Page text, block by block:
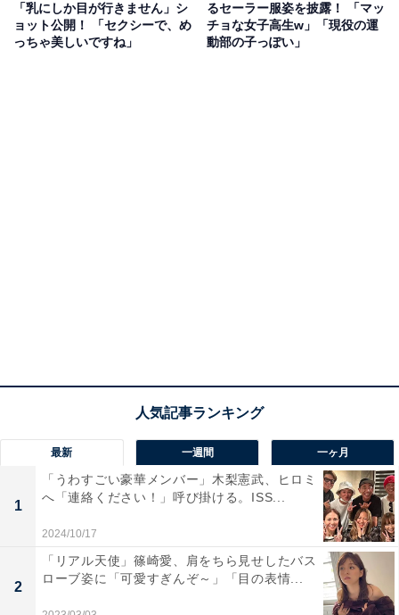
「乳にしか目が行きません」シ
ョット公開！ 「セクシーで、め
っちゃ美しいですね」
るセーラー服姿を披露！ 「マッ
チョな女子高生w」「現役の運
動部の子っぽい」
最新 一週間 一ヶ月
1
「うわすごい豪華メンバー」木梨憲武、ヒロミ
へ「連絡ください！」呼び掛ける。ISS...
2024/10/17
2
「リアル天使」篠崎愛、肩をちら見せしたバス
ローブ姿に「可愛すぎんぞ～」「目の表情...